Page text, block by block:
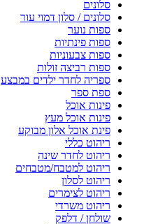
סלונים
סלונים / סלון דמוי עור
ספות נוער
ספות פינתיות
ספות צבעוניות
ספות רביצה זולות
ספריה לחדר ילדים במבצע
ספת ספר
פינות אוכל
פינות אוכל מעץ
פינת אוכל אלון מבוקע
ריהוט כללי
ריהוט לחדר שינה
ריהוט למטבח/מטבחים
ריהוט לסלון
ריהוט לצימרים
ריהוט משרדי
שולחן / דלפק